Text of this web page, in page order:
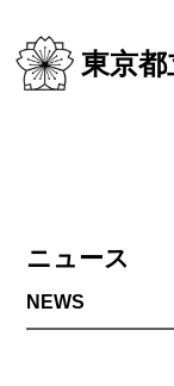
東京
ニュース